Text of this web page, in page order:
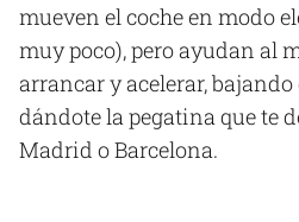
mueven el coche en modo
muy poco), pero ayudan al
arrancar y acelerar,
dándote la pegatina que te
Madrid o Barcelona.